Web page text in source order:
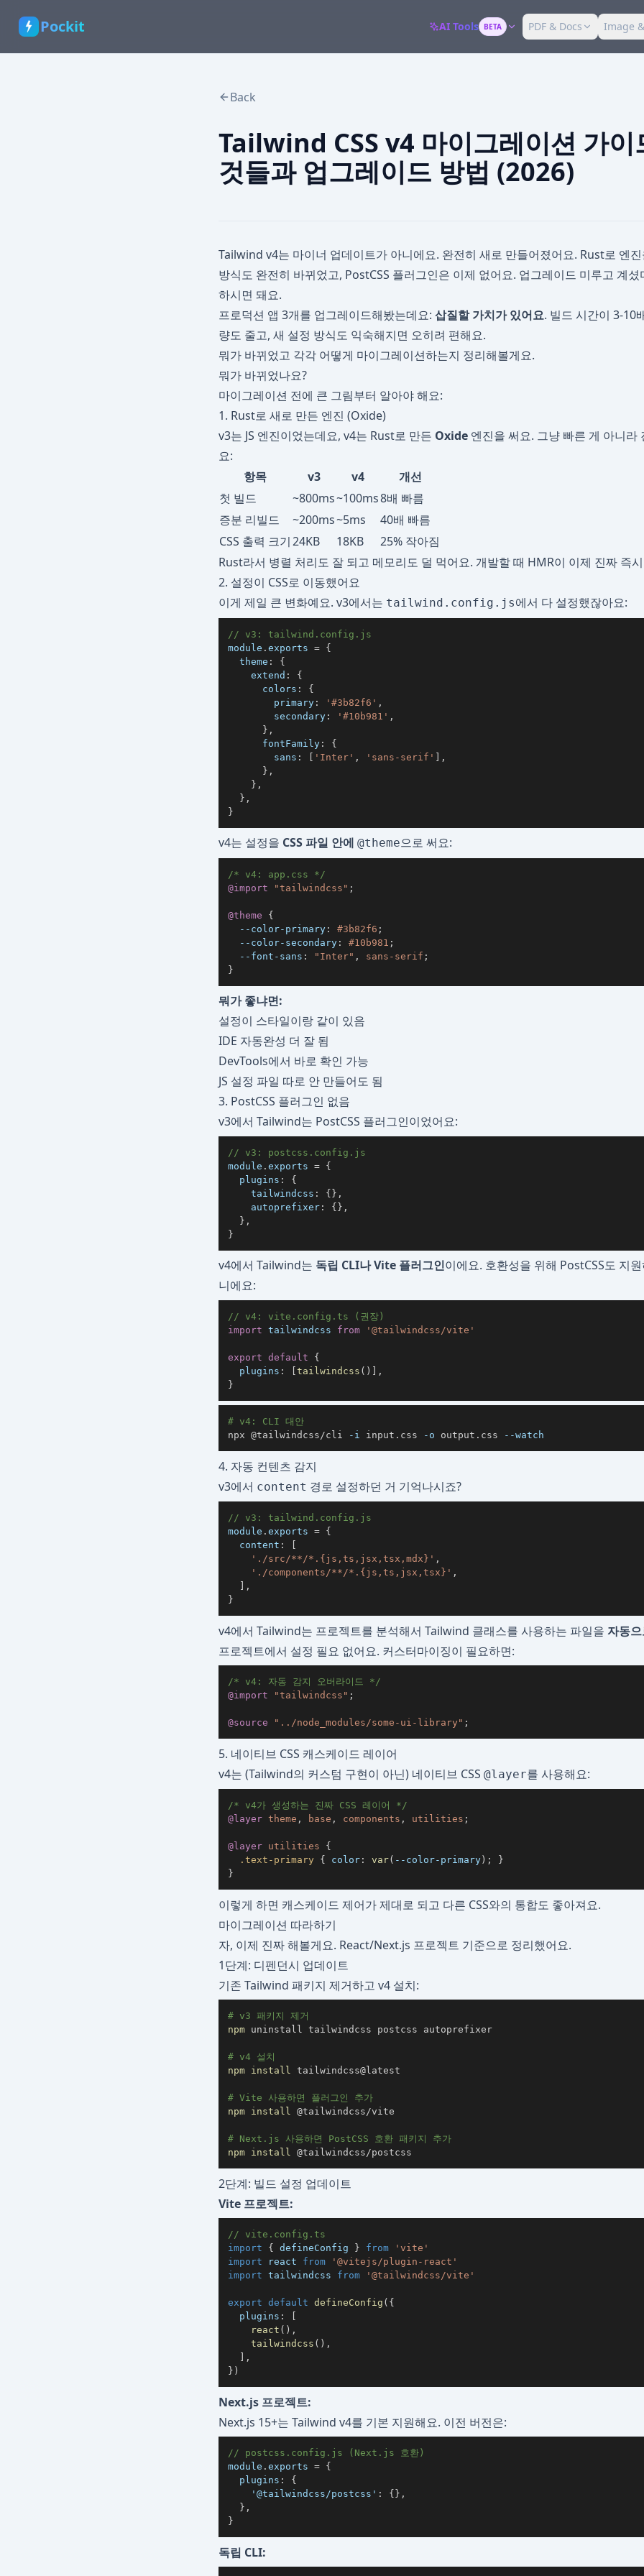
Pockit AI Tools BETA PDF & Docs Image
Back
Tailwind CSS v4 마이그레이션 가이
것들과 업그레이드 방법 (2026)
Tailwind v4는 마이너 업데이트가 아니에요. 완전히 새로 만들어졌어요. Rust로 엔
방식도 완전히 바뀌었고, PostCSS 플러그인은 이제 없어요. 업그레이드 미루고 계
하시면 돼요.
프로덕션 앱 3개를 업그레이드해봤는데요: 삽질할 가치가 있어요. 빌드 시간이 3-10
량도 줄고, 새 설정 방식도 익숙해지면 오히려 편해요.
뭐가 바뀌었고 각각 어떻게 마이그레이션하는지 정리해볼게요.
뭐가 바뀌었나요?
마이그레이션 전에 큰 그림부터 알아야 해요:
1. Rust로 새로 만든 엔진 (Oxide)
v3는 JS 엔진이었는데요, v4는 Rust로 만든 Oxide 엔진을 써요. 그냥 빠른 게 아니라
요:
항목
v3 v4
개선
첫 빌드
~800ms~100ms8배 빠름
증분 리빌드
~200ms~5ms
40배 빠름
CSS 출력 크기24KB 18KB
25% 작아짐
Rust라서 병렬 처리도 잘 되고 메모리도 덜 먹어요. 개발할 때 HMR이 이제 진짜 즉
2. 설정이 CSS로 이동했어요
이게 제일 큰 변화예요. v3에서는 tailwind.config.js에서 다 설정했잖아요:
// v3: tailwind.config.js
module . exports = {
theme :
{
extend :
{
colors :
{
primary : '#3b82f6' ,
secondary : '#10b981' ,
} ,
fontFamily :
{
sans : [ 'Inter' , 'sans-serif' ] ,
} ,
} ,
} ,
}
v4는 설정을 CSS 파일 안에 @theme으로 써요:
/* v4: app.css */
@import
"tailwindcss" ;
@theme
{
--color-primary : #3b82f6 ;
--color-secondary : #10b981 ;
--font-sans : "Inter" , sans-serif ;
}
뭐가 좋냐면:
설정이 스타일이랑 같이 있음
IDE 자동완성 더 잘 됨
DevTools에서 바로 확인 가능
JS 설정 파일 따로 안 만들어도 됨
3. PostCSS 플러그인 없음
v3에서 Tailwind는 PostCSS 플러그인이었어요:
// v3: postcss.config.js
module . exports = {
plugins :
{
tailwindcss : {} ,
autoprefixer : {} ,
} ,
}
v4에서 Tailwind는 독립 CLI나 Vite 플러그인이에요. 호환성을 위해 PostCSS도 지
니에요:
// v4: vite.config.ts (권장)
import tailwindcss from '@tailwindcss/vite'
export default
{
plugins : [tailwindcss ( ) ] ,
}
# v4: CLI 대안
npx @tailwindcss/cli
-i input.css -o output.css --watch
4. 자동 컨텐츠 감지
v3에서 content 경로 설정하던 거 기억나시죠?
// v3: tailwind.config.js
module . exports = {
content :
'./src/**/*.{js,ts,jsx,tsx,mdx}' ,
'./components/**/*.{js,ts,jsx,tsx}' ,
,
}
v4에서 Tailwind는 프로젝트를 분석해서 Tailwind 클래스를 사용하는 파일을 자동
프로젝트에서 설정 필요 없어요. 커스터마이징이 필요하면:
/* v4: 자동 감지 오버라이드 */
@import
"tailwindcss" ;
@source "../node_modules/some-ui-library" ;
5. 네이티브 CSS 캐스케이드 레이어
v4는 (Tailwind의 커스텀 구현이 아닌) 네이티브 CSS @layer를 사용해요:
/* v4가 생성하는 진짜 CSS 레이어 */
@layer theme , base , components , utilities ;
@layer utilities
{
.text-primary
{ color : var( --color-primary ) ;
}
}
이렇게 하면 캐스케이드 제어가 제대로 되고 다른 CSS와의 통합도 좋아져요.
마이그레이션 따라하기
자, 이제 진짜 해볼게요. React/Next.js 프로젝트 기준으로 정리했어요.
1단계: 디펜던시 업데이트
기존 Tailwind 패키지 제거하고 v4 설치:
# v3 패키지 제거
npm
# v4 설치
npm install
# Vite 사용하면 플러그인 추가
npm install
# Next.js 사용하면 PostCSS 호환 패키지 추가
npm install @tailwindcss/postcss
2단계: 빌드 설정 업데이트
Vite 프로젝트:
// vite.config.ts
import
{ defineConfig } from
'vite'
import react from
'@vitejs/plugin-react'
import tailwindcss from '@tailwindcss/vite'
export default defineConfig ( {
  plugins
:
react ( ) ,
tailwindcss ( ) ,
,
} )
Next.js 프로젝트:
Next.js 15+는 Tailwind v4를 기본 지원해요. 이전 버전은:
// postcss.config.js (Next.js 호환)
module . exports = {
plugins :
{
'@tailwindcss/postcss' : { } ,
} ,
}
독립 CLI: